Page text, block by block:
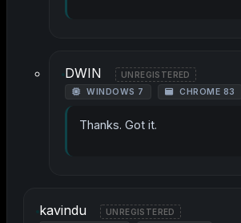
DWIN UNREGISTERED
WINDOWS 7 CHROME 83
Thanks. Got it.
kavindu UNREGISTERED